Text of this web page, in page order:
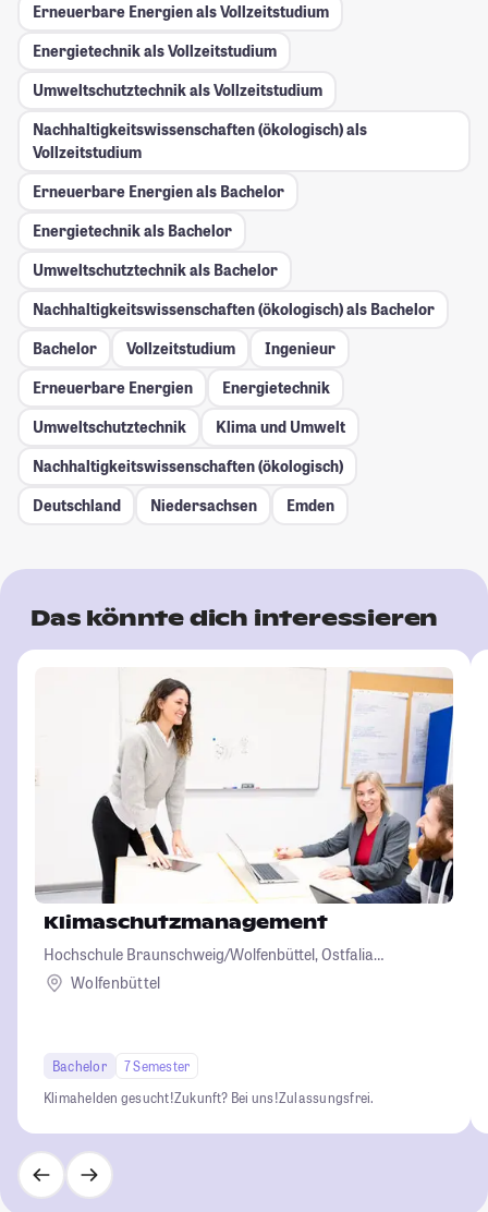
Erneuerbare Energien als Vollzeitstudium
Energietechnik als Vollzeitstudium
Umweltschutztechnik als Vollzeitstudium
Nachhaltigkeitswissenschaften (ökologisch) als
Vollzeitstudium
Erneuerbare Energien als Bachelor
Energietechnik als Bachelor
Umweltschutztechnik als Bachelor
Nachhaltigkeitswissenschaften (ökologisch) als Bachelor
Bachelor
Vollzeitstudium
Ingenieur
Erneuerbare Energien
Energietechnik
Umweltschutztechnik
Klima und Umwelt
Nachhaltigkeitswissenschaften (ökologisch)
Deutschland
Niedersachsen Emden
Das könnte dich interessieren
Klimaschutzmanagement
Hochschule Braunschweig/Wolfenbüttel, Ostfalia
Hochschule für angewandte Wissenschaften
Wolfenbüttel
Bachelor
7 Semester
Klimahelden gesucht!Zukunft? Bei uns!Zulassungsfrei.